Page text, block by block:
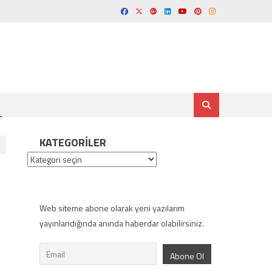
KATEGORILER
Kategoriler
Web siteme abone olarak yeni yazılarım
yayınlandığında anında haberdar olabilirsiniz.